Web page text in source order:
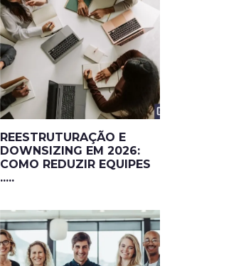
REESTRUTURAÇÃO E
DOWNSIZING EM 2026:
COMO REDUZIR EQUIPES
.....